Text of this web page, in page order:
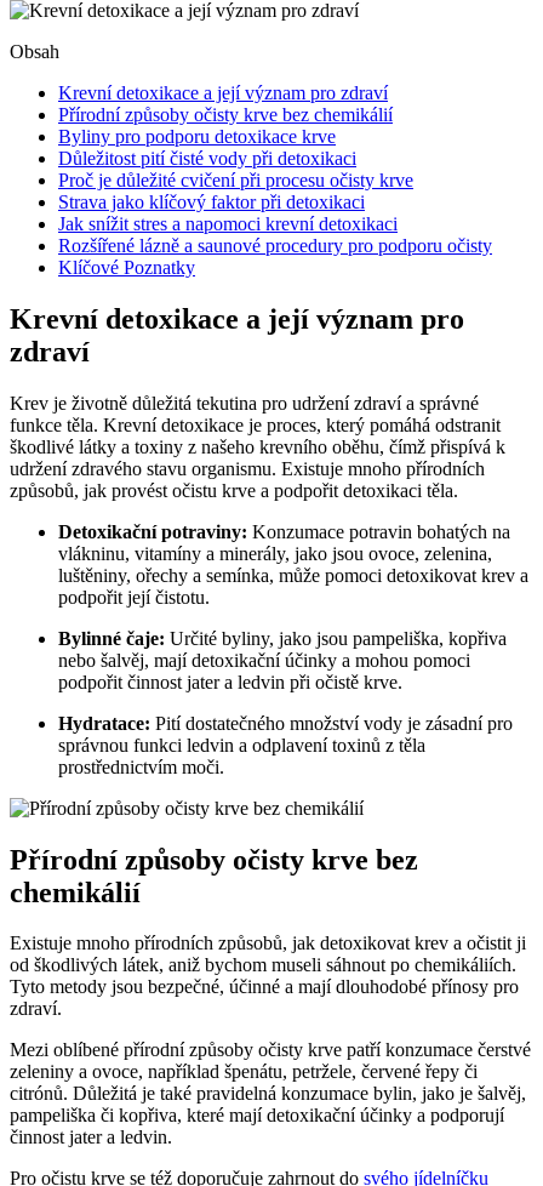
Obsah
Krevní detoxikace a její význam pro zdraví
Přírodní způsoby očisty krve bez chemikálií
Byliny pro podporu detoxikace krve
Důležitost pití čisté vody při detoxikaci
Proč je důležité cvičení při procesu očisty krve
Strava jako klíčový faktor při detoxikaci
Jak snížit stres a napomoci krevní detoxikaci
Rozšířené lázně a saunové procedury pro podporu očisty
Klíčové Poznatky
Krevní detoxikace a její význam pro
zdraví
Krev je životně důležitá tekutina pro udržení zdraví a správné
funkce těla. Krevní detoxikace je proces, který pomáhá odstranit
škodlivé látky a toxiny z našeho krevního oběhu, čímž přispívá k
udržení zdravého stavu organismu. Existuje mnoho přírodních
způsobů, jak provést očistu krve a podpořit detoxikaci těla.
Detoxikační potraviny: Konzumace potravin bohatých na
vlákninu, vitamíny a minerály, jako jsou ovoce, zelenina,
luštěniny, ořechy a semínka, může pomoci detoxikovat krev a
podpořit její čistotu.
Bylinné čaje: Určité byliny, jako jsou pampeliška, kopřiva
nebo šalvěj, mají detoxikační účinky a mohou pomoci
podpořit činnost jater a ledvin při očistě krve.
Hydratace: Pití dostatečného množství vody je zásadní pro
správnou funkci ledvin a odplavení toxinů z těla
prostřednictvím moči.
Přírodní způsoby očisty krve bez
chemikálií
Existuje mnoho přírodních způsobů, jak detoxikovat krev a očistit ji
od škodlivých látek, aniž bychom museli sáhnout po chemikáliích.
Tyto metody jsou bezpečné, účinné a mají dlouhodobé přínosy pro
zdraví.
Mezi oblíbené přírodní způsoby očisty krve patří konzumace čerstvé
zeleniny a ovoce, například špenátu, petržele, červené řepy či
citrónů. Důležitá je také pravidelná konzumace bylin, jako je šalvěj,
pampeliška či kopřiva, které mají detoxikační účinky a podporují
činnost jater a ledvin.
Pro očistu krve se též doporučuje zahrnout do svého jídelníčku